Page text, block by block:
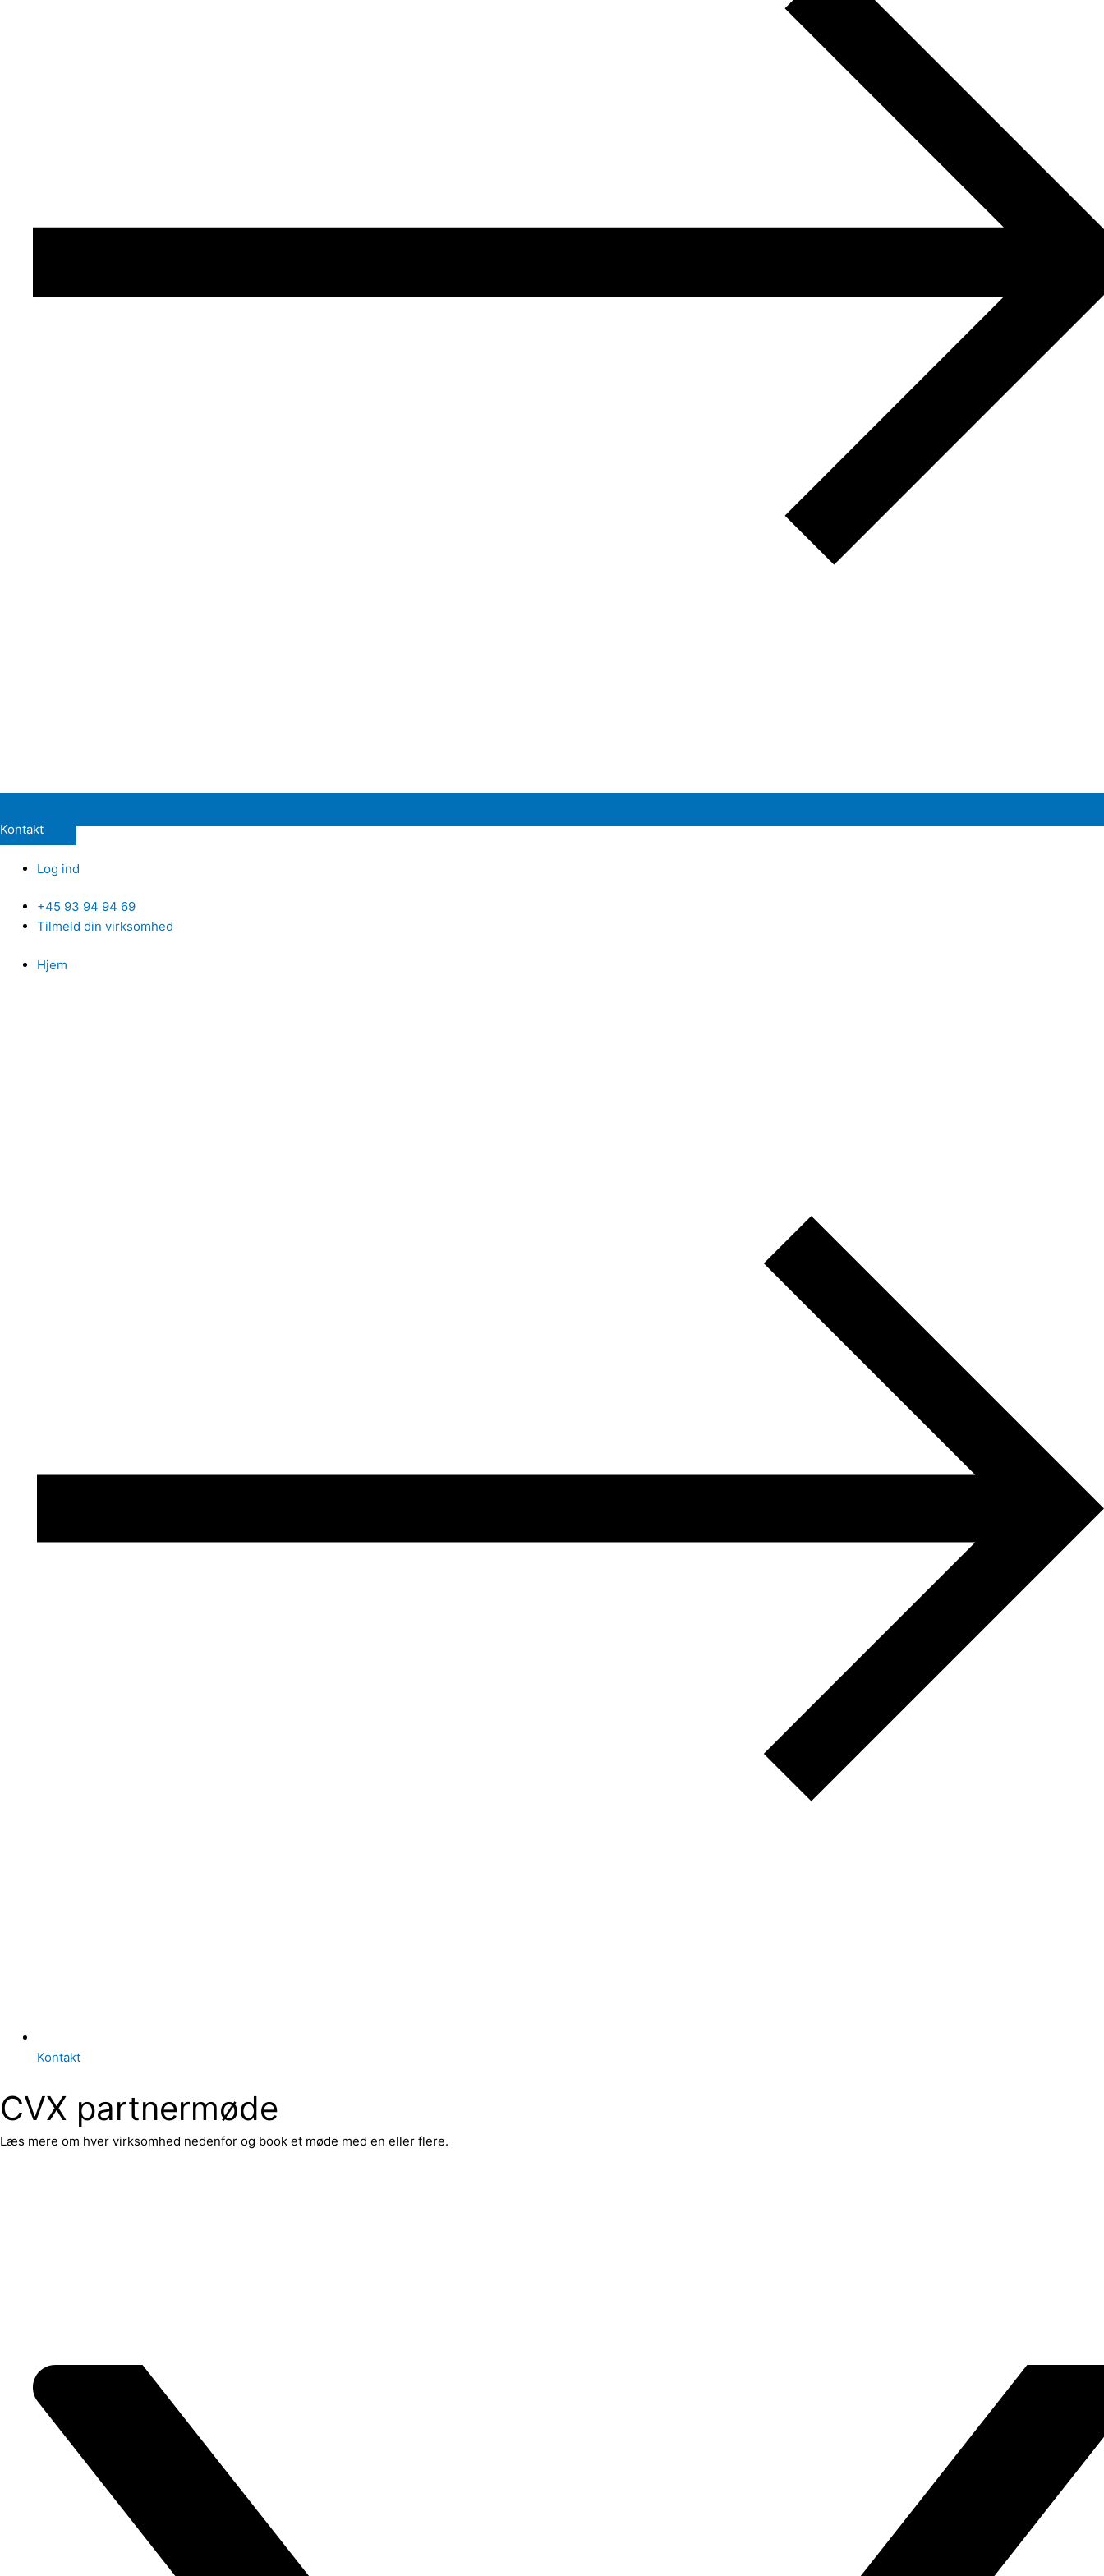
Kontakt
Log ind
+45 93 94 94 69
Tilmeld din virksomhed
Hjem
Kontakt
CVX partnermøde
Læs mere om hver virksomhed nedenfor og book et møde med en eller flere.